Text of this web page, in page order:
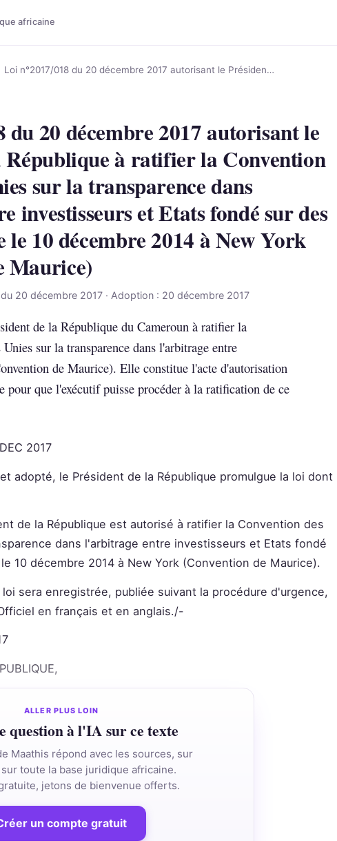
africaine
Loi n°2017/018 du 20 décembre 2017 autorisant le Présiden…
du 20 décembre 2017 autorisant le
République à ratifier la Convention
sur la transparence dans
investisseurs et Etats fondé sur des
le 10 décembre 2014 à New York
Maurice)
du 20 décembre 2017 · Adoption : 20 décembre 2017
de la République du Cameroun à ratifier la
sur la transparence dans l'arbitrage entre
de Maurice). Elle constitue l'acte d'autorisation
pour que l'exécutif puisse procéder à la ratification de ce
2017
adopté, le Président de la République promulgue la loi dont
de la République est autorisé à ratifier la Convention des
dans l'arbitrage entre investisseurs et Etats fondé
10 décembre 2014 à New York (Convention de Maurice).
loi sera enregistrée, publiée suivant la procédure d'urgence,
en français et en anglais./-
ALLER PLUS LOIN
question à l'IA sur ce texte
Maathis répond avec les sources, sur
toute la base juridique africaine.
jetons de bienvenue offerts.
un compte gratuit